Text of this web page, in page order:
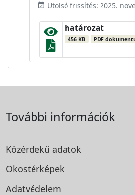
event_available Utolsó frissítés: 2025.
határozat
456 KB PDF
További információk
Közérdekű adatok
Okostérképek
Adatvédelem